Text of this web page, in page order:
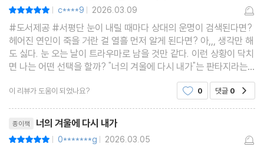
| c****9 | 2026.03.09
#도서제공 #서평단 눈이 내릴 때마다 상대의 운명이 검색된다면?
헤어진 연인이 죽을 거란 걸 열흘 먼저 알게 된다면? 아,,, 생각만 해
도 싫다. 눈 오는 날이 트라우마로 남을 것만 같다. 이런 상황이 닥치
면 나는 어떤 선택을 할까? "너의 겨울에 다시 내가"는 판타지라는
장르 안에 현실적인 감정을 담아낸 소설이다. 헤어진 연인의 죽음을
미리 알게 된다는 설정은 꽤 극적인 장치
이 리뷰가 도움이 되었나요? 0 댓글 0
종이책 너의 겨울에 다시 내가
| 0*******g | 2026.03.05